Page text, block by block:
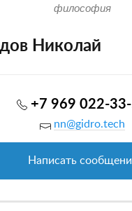
Николай
+7 969 022-
nn@gidro.tech
Написать
философия